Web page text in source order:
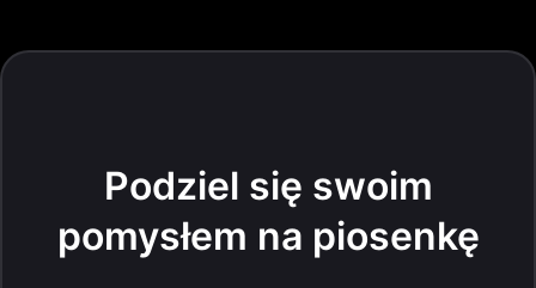
Podziel się swoim
pomysłem na piosenkę